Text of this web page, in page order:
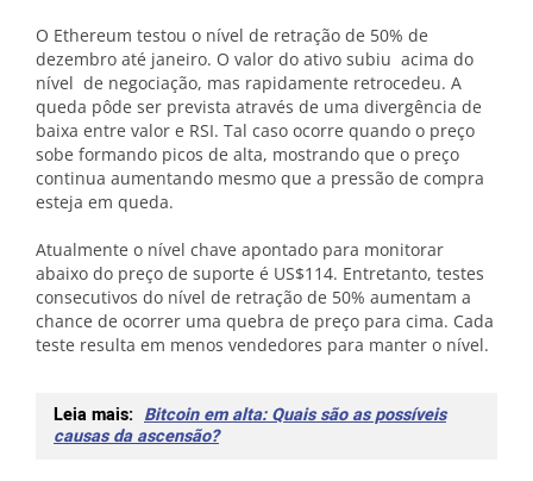
O Ethereum testou o nível de retração de 50% de
dezembro até janeiro. O valor do ativo subiu acima do
nível de negociação, mas rapidamente retrocedeu. A
queda pôde ser prevista através de uma divergência de
baixa entre valor e RSI. Tal caso ocorre quando o preço
sobe formando picos de alta, mostrando que o preço
continua aumentando mesmo que a pressão de compra
esteja em queda.
Atualmente o nível chave apontado para monitorar
abaixo do preço de suporte é US$114. Entretanto, testes
consecutivos do nível de retração de 50% aumentam a
chance de ocorrer uma quebra de preço para cima. Cada
teste resulta em menos vendedores para manter o nível.
Leia mais: Bitcoin em alta: Quais são as possíveis
causas da ascensão?